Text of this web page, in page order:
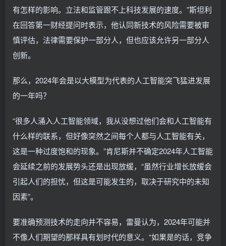
有怎样的影响。立法和监管跟不上科技发展的速度。”斯坦利
在回答第一财经提问时表示，他认同新技术的风险需要被审
慎评估，法律需要保护一部分人，但也应该允许另一部分人
创新。
那么，2024年会是以大模型为代表的人工智能突飞猛进发展
的一年吗？
“很多人涌入人工智能领域，我从没想过他们会和人工智能有
什么样的联系，但好像突然之间每个人都与人工智能有关，
这是一种过度饱和的现象。”肯尼斯并不确定2024年人工智能
会延续之前的发展势头还是出现放缓，“虽然行业增长放缓会
引起人们的担忧，但这是可能发生的，取决于研究中的未知
因素”。
要准确预测技术的走向并不容易，雷曼认为，2024年可能并
不像人们期望的那样具有划时代的意义。“如果是的话，竞争